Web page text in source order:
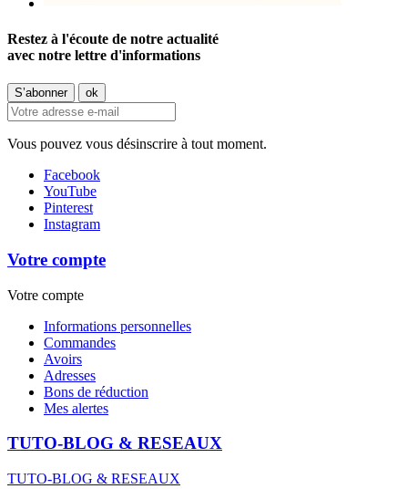
Restez à l'écoute de notre actualité
avec notre lettre d'informations
Vous pouvez vous désinscrire à tout moment.
Facebook
YouTube
Pinterest
Instagram
Votre compte
Votre compte
Informations personnelles
Commandes
Avoirs
Adresses
Bons de réduction
Mes alertes
TUTO-BLOG & RESEAUX
TUTO-BLOG & RESEAUX